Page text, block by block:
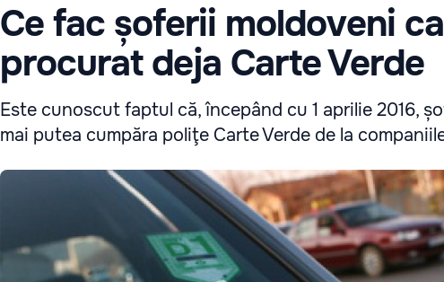
Ce fac șoferii moldoveni
procurat deja Carte Verde
Este cunoscut faptul că, începând cu 1 aprilie 2016,
mai putea cumpăra poliţe Carte Verde de la